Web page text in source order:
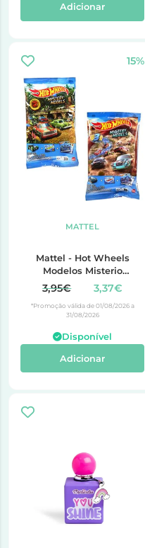
Adicionar
15%
MATTEL
Mattel - Hot Wheels
Modelos Misterio
(MT.R9105)
3,95€ 3,37€
*Promoção válida de 01/08/2026 a
31/08/2026
Disponível
Adicionar